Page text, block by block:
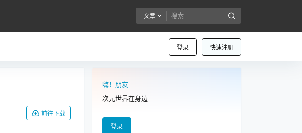
文章
登录 快速注册
前往下载
嗨！朋友
次元世界在身边
登录